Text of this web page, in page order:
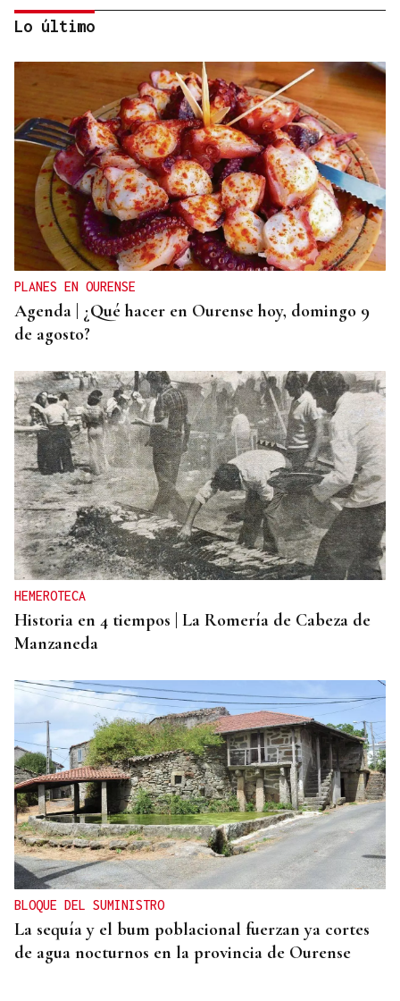
ASOCIACIONES EMPRESARIALES
La Asociación Empresarial de Valdeorras busca
continuar con la línea actual de promoción
Lo último
PLANES EN OURENSE
Agenda | ¿Qué hacer en Ourense hoy, domingo 9
de agosto?
HEMEROTECA
Historia en 4 tiempos | La Romería de Cabeza de
Manzaneda
BLOQUE DEL SUMINISTRO
La sequía y el bum poblacional fuerzan ya cortes
de agua nocturnos en la provincia de Ourense